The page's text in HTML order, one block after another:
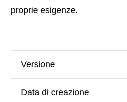
proprie esigenze.
Versione
Data di creazione